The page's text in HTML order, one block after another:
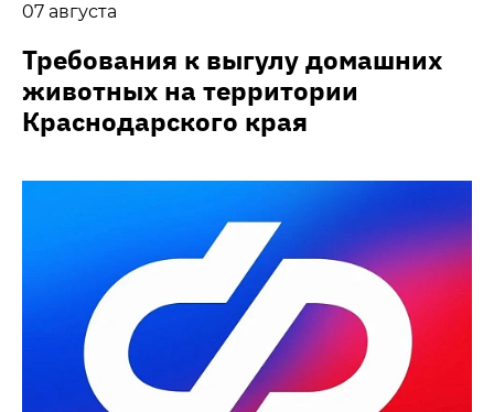
07 августа
Требования к выгулу домашних
животных на территории
Краснодарского края